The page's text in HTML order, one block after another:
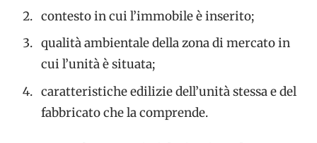
contesto in cui l’immobile è inserito;
qualità ambientale della zona di mercato in
cui l’unità è situata;
caratteristiche edilizie dell’unità stessa e del
fabbricato che la comprende.